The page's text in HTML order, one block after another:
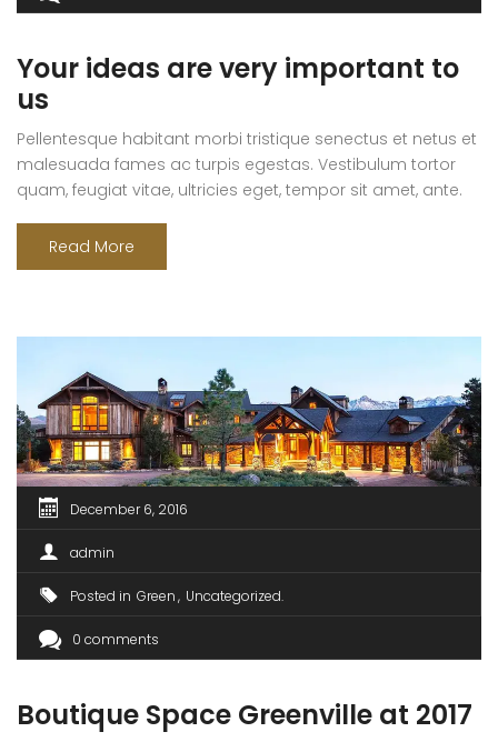
Your ideas are very important to
us
Pellentesque habitant morbi tristique senectus et netus et
malesuada fames ac turpis egestas. Vestibulum tortor
quam, feugiat vitae, ultricies eget, tempor sit amet, ante.
ultricies mi vitae est. Mauris placerat eleifend leo. Quisque
sit amet est et sapien ullamcorper pharetra. Vestibulum
Read More
December 6, 2016
admin
Posted in Green Uncategorized
0 comments
Boutique Space Greenville at 2017